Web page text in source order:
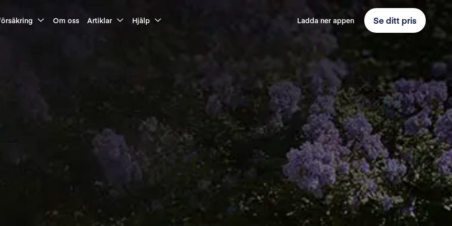
Om oss Artiklar Hjälp Ladda ner appen Se ditt pris